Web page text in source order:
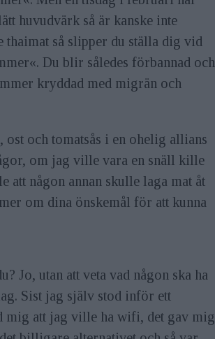
huvudvärk så är kanske inte
thaimat så slipper du ställa dig vid
Du blir således förbannad och
kryddad med migrän och
och tomatsås i en ohelig allians
om jag ville vara en snäll kille
någon annan skulle laga mat åt
om dina önskemål för att kunna
Jo, utan att veta vad någon ska ha
Sist jag själv stod inför ett
mig att jag ville ha wifi, det gav mig